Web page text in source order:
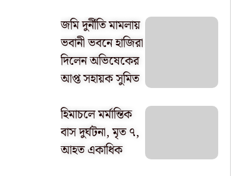
জমি দুর্নীতি মামলায়
ভবানী ভবনে হাজিরা
দিলেন অভিষেকের
আপ্ত সহায়ক সুমিত
হিমাচলে মর্মান্তিক
বাস দুর্ঘটনা, মৃত ৭,
আহত একাধিক